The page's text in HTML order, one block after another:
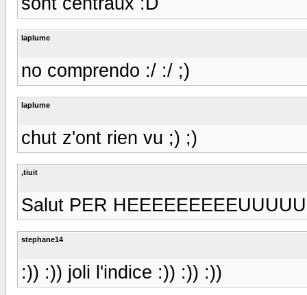
laplume
no comprendo :/ :/ ;)
laplume
chut z'ont rien vu ;) ;)
,tiuit
Salut PER
stephane14
:)) :)) joli l'indice :)) :)) :))